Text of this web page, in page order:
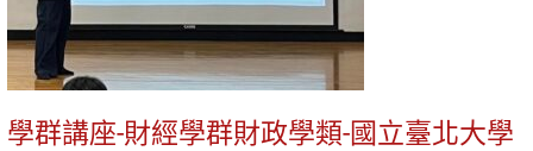
學群講座-財經學群財政學類-國立臺北大學